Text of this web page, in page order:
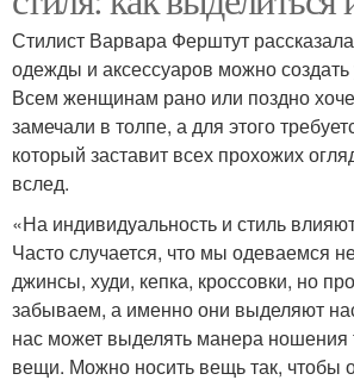
Стилист Варвара Ферштут
одежды и аксессуаров можно
Всем женщинам рано или поздно
замечали в толпе, а для этого
который заставит всех прохожих
вслед.
«На индивидуальность и стиль
Часто случается, что мы одеваемся
джинсы, худи, кепка, кроссовки, но
забываем, а именно они выделяют
нас может выделять манера ношения
вещи. Можно носить вещь так, чтобы